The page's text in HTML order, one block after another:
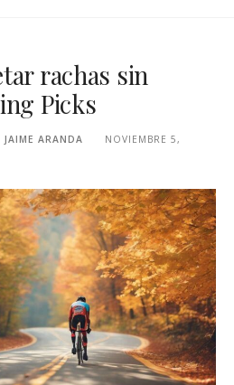
rachas sin
Picks
JAIME ARANDA
NOVIEMBRE 5,